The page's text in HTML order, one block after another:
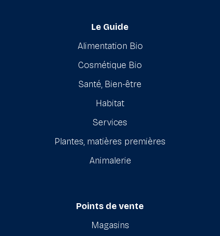
Le Guide
Alimentation Bio
Cosmétique Bio
Santé, Bien-être
Habitat
Services
Plantes, matières premières
Animalerie
Points de vente
Magasins